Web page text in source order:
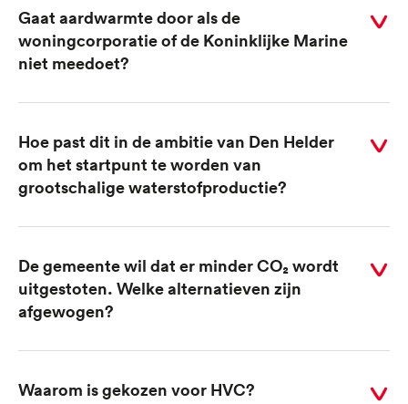
Selecteer
voor
Gaat aardwarmte door als de
woningcorporatie of de Koninklijke Marine
niet meedoet?
Selecteer
voor
antwoord
Hoe past dit in de ambitie van Den Helder
om het startpunt te worden van
grootschalige waterstofproductie?
Selecteer
voor
antwoord
De gemeente wil dat er minder CO₂ wordt
uitgestoten. Welke alternatieven zijn
afgewogen?
Selecteer
Waarom is gekozen voor HVC?